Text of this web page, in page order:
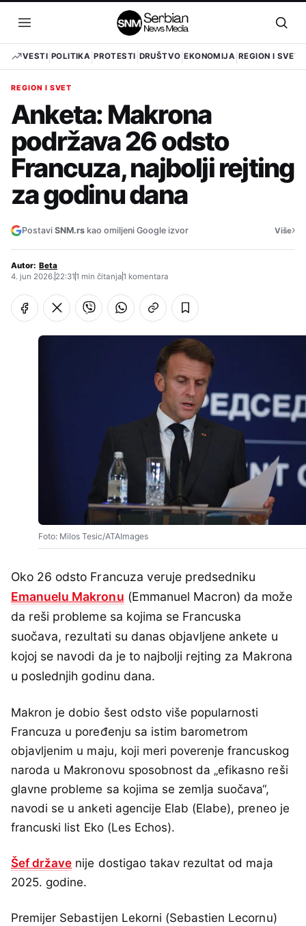
sadržaj
Otvori
meni
VESTI POLITIKA PROTESTI DRUŠTVO EKONOMIJA REGION I SVET
REGION I SVET
Anketa: Makrona
podržava 26 odsto
Francuza, najbolji rejting
za godinu dana
Postavi SNM.rs kao omiljeni Google izvor Više›
Autor: Beta
4. jun 2026.22:311 min čitanja1 komentara
Foto: Milos Tesic/ATAImages
Oko 26 odsto Francuza veruje predsedniku
Emanuelu Makronu (Emmanuel Macron) da može
da reši probleme sa kojima se Francuska
suočava, rezultati su danas objavljene ankete u
kojoj se navodi da je to najbolji rejting za Makrona
u poslednjih godinu dana.
Makron je dobio šest odsto više popularnosti
Francuza u poređenju sa istim barometrom
objavljenim u maju, koji meri poverenje francuskog
naroda u Makronovu sposobnost da „efikasno reši
glavne probleme sa kojima se zemlja suočava“,
navodi se u anketi agencije Elab (Elabe), preneo je
francuski list Eko (Les Echos).
Šef države nije dostigao takav rezultat od maja
2025. godine.
Premijer Sebastijen Lekorni (Sebastien Lecornu)